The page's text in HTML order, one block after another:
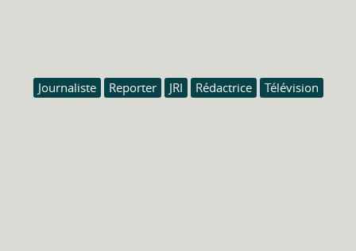
Journaliste Reporter JRI Rédactrice Télévision